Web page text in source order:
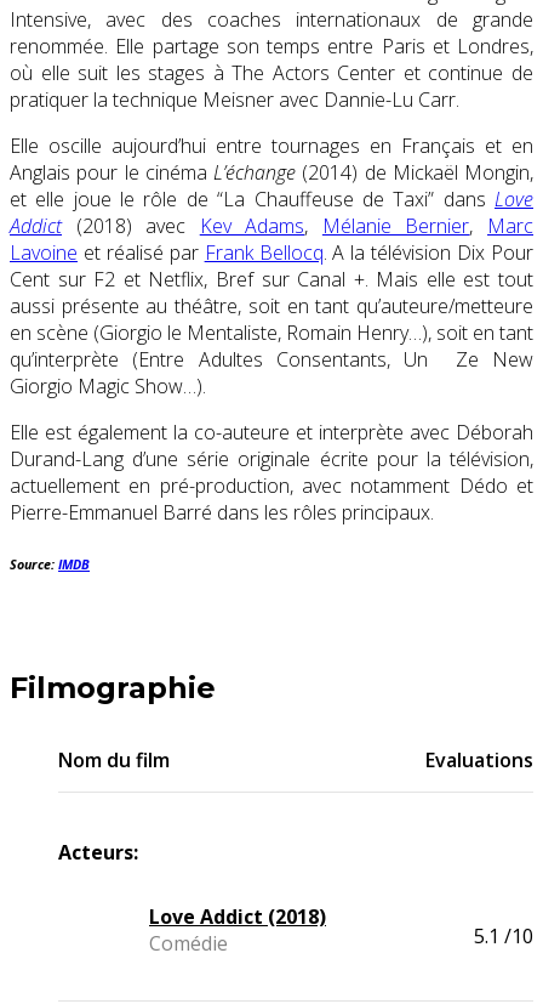
Intensive, avec des coaches internationaux de grande
renommée. Elle partage son temps entre Paris et Londres,
où elle suit les stages à The Actors Center et continue de
pratiquer la technique Meisner avec Dannie-Lu Carr.
Elle oscille aujourd’hui entre tournages en Français et en
Anglais pour le cinéma L’échange (2014) de Mickaël Mongin,
et elle joue le rôle de “La Chauffeuse de Taxi” dans Love
Addict(2018) avec Kev Adams, Mélanie Bernier, Marc
Lavoine et réalisé par Frank Bellocq. A la télévision Dix Pour
Cent sur F2 et Netflix, Bref sur Canal +. Mais elle est tout
aussi présente au théâtre, soit en tant qu’auteure/metteure
en scène (Giorgio le Mentaliste, Romain Henry…), soit en tant
qu’interprète (Entre Adultes Consentants, Un Ze New
Giorgio Magic Show…).
Elle est également la co-auteure et interprète avec Déborah
Durand-Lang d’une série originale écrite pour la télévision,
actuellement en pré-production, avec notamment Dédo et
Pierre-Emmanuel Barré dans les rôles principaux.
Source: IMDB
Filmographie
Nom du film Evaluations
Acteurs:
Love Addict (2018)
Comédie
5.1 /10